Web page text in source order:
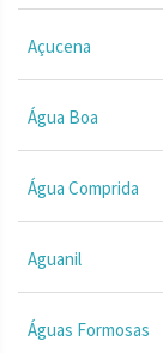
Açucena
Água Boa
Água Comprida
Aguanil
Águas Formosas